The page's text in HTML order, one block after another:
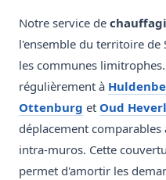
Notre service de
l'ensemble du territoire de
les communes
régulièrement à
Ottenburg et Oud
déplacement comparables
intra-muros. Cette
permet d'amortir les